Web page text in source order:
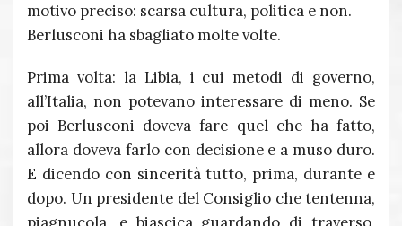
motivo preciso: scarsa cultura, politica e non.
Berlusconi ha sbagliato molte volte.
Prima volta: la Libia, i cui metodi di governo,
all’Italia, non potevano interessare di meno. Se
poi Berlusconi doveva fare quel che ha fatto,
allora doveva farlo con decisione e a muso duro.
E dicendo con sincerità tutto, prima, durante e
dopo. Un presidente del Consiglio che tentenna,